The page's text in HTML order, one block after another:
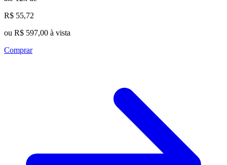
R$ 55,72
ou R$ 597,00 à vista
Comprar